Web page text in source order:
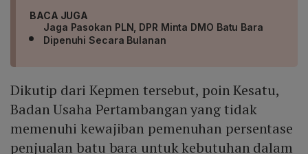
BACA JUGA
Jaga Pasokan PLN, DPR Minta DMO Batu Bara
Dipenuhi Secara Bulanan
Dikutip dari Kepmen tersebut, poin Kesatu,
Badan Usaha Pertambangan yang tidak
memenuhi kewajiban pemenuhan persentase
penjualan batu bara untuk kebutuhan dalam